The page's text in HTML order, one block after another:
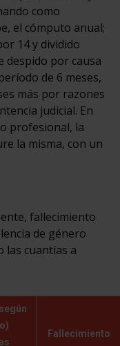
como
el cómputo anual;
14 y dividido
despido por causa
de 6 meses,
más por razones
judicial. En
profesional, la
la misma, con un
fallecimiento
de género
las cuantías a
Fallecimiento